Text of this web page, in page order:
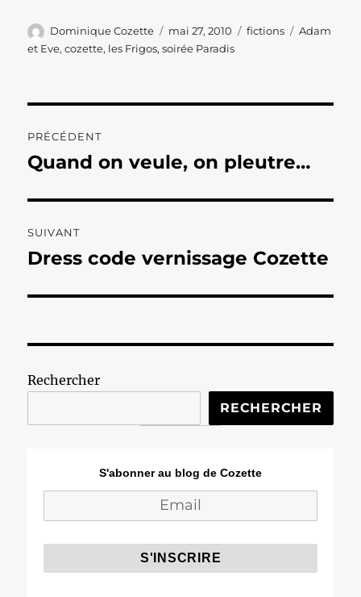
Auteur
Dominique Cozette
Publié
le
mai 27, 2010 Catégories
fictions Étiquettes
Adam
et Eve,cozette, les Frigos,soirée Paradis
de
PRÉCÉDENT
Publication
Quand on veule, on pleutre…
SUIVANT
Publication
Dress code vernissage Cozette
Rechercher
RECHERCHER
S'abonner au blog de Cozette